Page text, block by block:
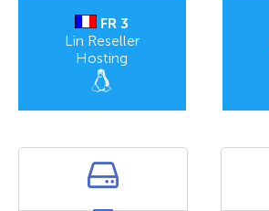
FR 3
Lin Reseller
Hosting